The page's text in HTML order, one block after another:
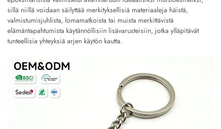
sillä niillä voidaan säilyttää merkityksellisiä materiaaleja häistä,
valmistumisjuhlista, lomamatkoista tai muista merkittävistä
elämäntapahtumista käytännöllisiin lisävarusteisiin, jotka ylläpitävät
tunteellisia yhteyksiä arjen käytön kautta.